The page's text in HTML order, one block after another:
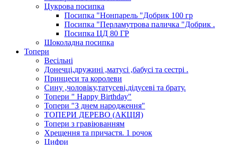
Цукрова посипка
Посипка "Нонпарель "Добрик 100 гр
Посипка "Перламутрова паличка "Добрик .
Посипка ЦД 80 ГР
Шоколадна посипка
Топери
Весільні
Донечці,дружині ,матусі ,бабусі та сестрі .
Принцеси та королеви
Сину ,чоловіку,татусеві,дідусеві та брату.
Топери " Happy Birthday"
Топери "З днем народження"
ТОПЕРИ ДЕРЕВО (АКЦІЯ)
Топери з гравіюванням
Хрещення та причастя. 1 рочок
Цифри